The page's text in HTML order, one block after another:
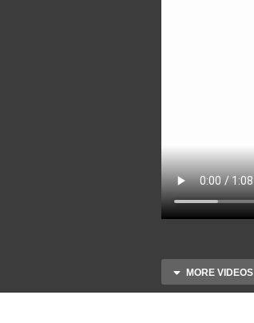
MORE VIDEOS